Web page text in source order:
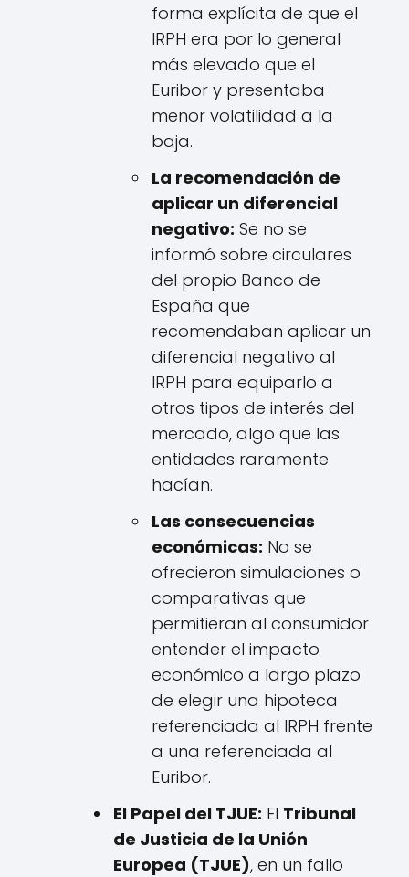
forma explícita de que el
IRPH era por lo general
más elevado que el
Euribor y presentaba
menor volatilidad a la
baja.
La recomendación de
aplicar un diferencial
negativo: Se no se
informó sobre circulares
del propio Banco de
España que
recomendaban aplicar un
diferencial negativo al
IRPH para equiparlo a
otros tipos de interés del
mercado, algo que las
entidades raramente
hacían.
Las consecuencias
económicas: No se
ofrecieron simulaciones o
comparativas que
permitieran al consumidor
entender el impacto
económico a largo plazo
de elegir una hipoteca
referenciada al IRPH frente
a una referenciada al
Euribor.
El Papel del TJUE: El Tribunal
de Justicia de la Unión
Europea (TJUE), en un fallo